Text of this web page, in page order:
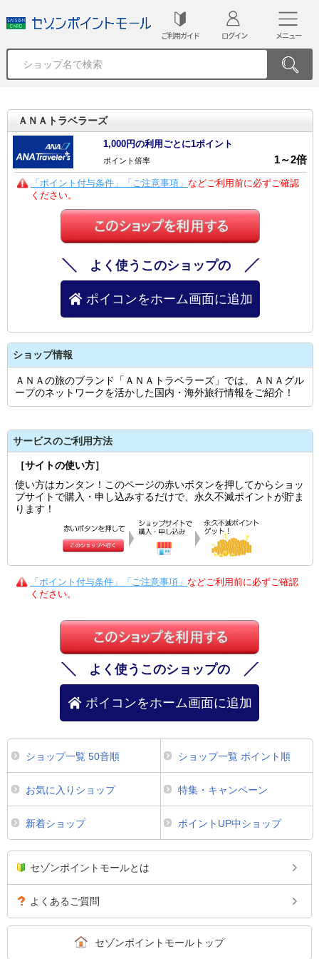
ご利用ガイド ログイン メニュー
ＡＮＡトラベラーズ
1,000円の利用ごとに1ポイント
ポイント倍率 1～2倍
「ポイント付与条件」「ご注意事項」 などご利用前に必ずご確認
ください。
よく使うこのショップの
ポイコンをホーム画面に追加
ショップ情報
ＡＮＡの旅のブランド「ＡＮＡトラベラーズ」では、ＡＮＡグル
ープのネットワークを活かした国内・海外旅行情報をご紹介！
サービスのご利用方法
［サイトの使い方］
使い方はカンタン！このページの赤いボタンを押してからショッ
プサイトで購入・申し込みするだけで、永久不滅ポイントが貯ま
ります！
「ポイント付与条件」「ご注意事項」 などご利用前に必ずご確認
ください。
よく使うこのショップの
ポイコンをホーム画面に追加
ショップ一覧 50音順 ショップ一覧 ポイント順
お気に入りショップ 特集・キャンペーン
新着ショップ ポイントUP中ショップ
セゾンポイントモールとは
よくあるご質問
セゾンポイントモールトップ